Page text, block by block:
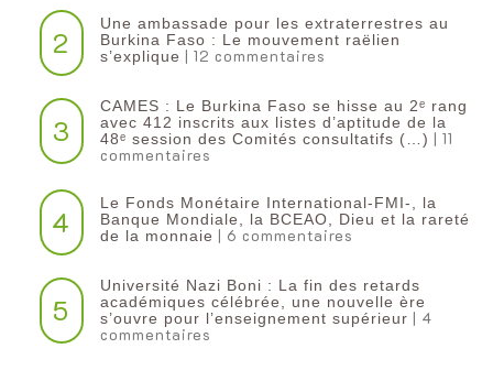
2
Une ambassade pour les extraterrestres au
Burkina Faso : Le mouvement raëlien
s’explique | 12 commentaires
3
CAMES : Le Burkina Faso se hisse au 2ᵉ rang
avec 412 inscrits aux listes d’aptitude de la
48ᵉ session des Comités consultatifs (…) | 11
commentaires
4
Le Fonds Monétaire International-FMI-, la
Banque Mondiale, la BCEAO, Dieu et la rareté
de la monnaie | 6 commentaires
5
Université Nazi Boni : La fin des retards
académiques célébrée, une nouvelle ère
s’ouvre pour l’enseignement supérieur | 4
commentaires